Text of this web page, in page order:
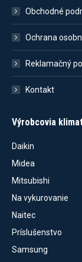
Obchodné
Ochrana
Reklamačný
Kontakt
Výrobcovia
Daikin
Midea
Mitsubishi
Na vykurovanie
Naitec
Príslušenstvo
Samsung